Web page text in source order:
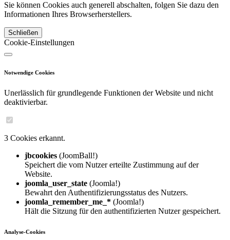
Sie können Cookies auch generell abschalten, folgen Sie dazu den
Informationen Ihres Browserherstellers.
Schließen
Cookie-Einstellungen
Notwendige Cookies
Unerlässlich für grundlegende Funktionen der Website und nicht
deaktivierbar.
3 Cookies erkannt.
jbcookies (JoomBall!)
Speichert die vom Nutzer erteilte Zustimmung auf der
Website.
joomla_user_state (Joomla!)
Bewahrt den Authentifizierungsstatus des Nutzers.
joomla_remember_me_* (Joomla!)
Hält die Sitzung für den authentifizierten Nutzer gespeichert.
Analyse-Cookies